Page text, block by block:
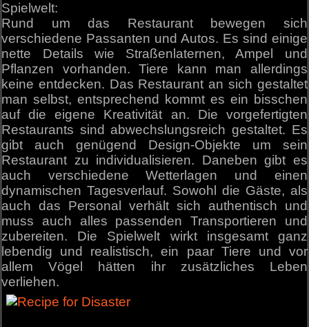
Spielwelt:
Rund um das Restaurant bewegen sich
verschiedene Passanten und Autos. Es sind einige
nette Details wie Straßenlaternen, Ampel und
Pflanzen vorhanden. Tiere kann man allerdings
keine entdecken. Das Restaurant an sich gestaltet
man selbst, entsprechend kommt es ein bisschen
auf die eigene Kreativität an. Die vorgefertigten
Restaurants sind abwechslungsreich gestaltet. Es
gibt auch genügend Design-Objekte um sein
Restaurant zu individualisieren. Daneben gibt es
auch verschiedene Wetterlagen und einen
dynamischen Tagesverlauf. Sowohl die Gäste, als
auch das Personal verhält sich authentisch und
muss auch alles passenden Transportieren und
zubereiten. Die Spielwelt wirkt insgesamt ganz
lebendig und realistisch, ein paar Tiere und vor
allem Vögel hätten ihr zusätzliches Leben
verliehen.